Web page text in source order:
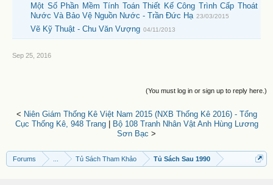
Một Số Phần Mềm Tính Toán Thiết Kế Công Trình Cấp Thoát
Nước Và Bảo Vệ Nguồn Nước - Trần Đức Hạ 23/03/2015
Vẽ Kỹ Thuật - Chu Văn Vượng 04/11/2013
Sep 25, 2016
(You must log in or sign up to reply here.)
< Niên Giám Thống Kê Việt Nam 2015 (NXB Thống Kê 2016) - Tổng
Cục Thống Kê, 948 Trang| Bộ 108 Tranh Nhân Vật Anh Hùng Lương
Sơn Bạc >
Forums Tủ Sách Tham Khảo Tủ Sách Sau 1990